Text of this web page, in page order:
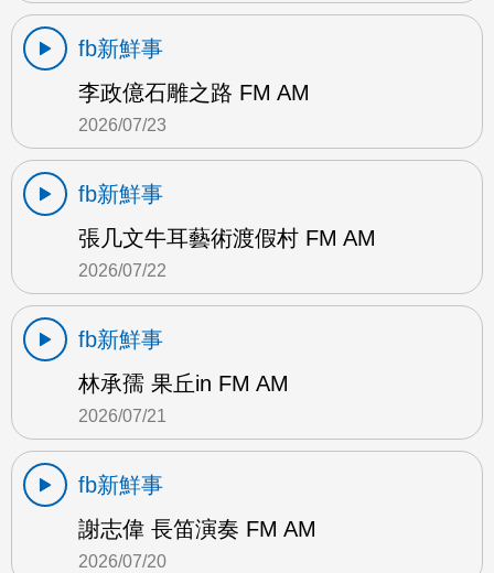
fb新鮮事
李政億石雕之路 FM AM
2026/07/23
fb新鮮事
張几文牛耳藝術渡假村 FM AM
2026/07/22
fb新鮮事
林承孺 果丘in FM AM
2026/07/21
fb新鮮事
謝志偉 長笛演奏 FM AM
2026/07/20